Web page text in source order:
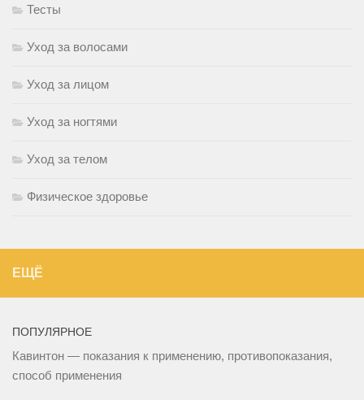
Тесты
Уход за волосами
Уход за лицом
Уход за ногтями
Уход за телом
Физическое здоровье
ЕЩЁ
ПОПУЛЯРНОЕ
Кавинтон — показания к применению, противопоказания,
способ применения